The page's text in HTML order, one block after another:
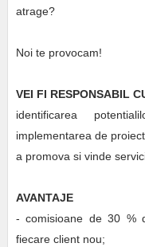
atrage?
Noi te provocam!
VEI FI RESPONSABIL
identificarea
implementarea de
a promova si vinde
AVANTAJE
- comisioane de 30 %
fiecare client nou;